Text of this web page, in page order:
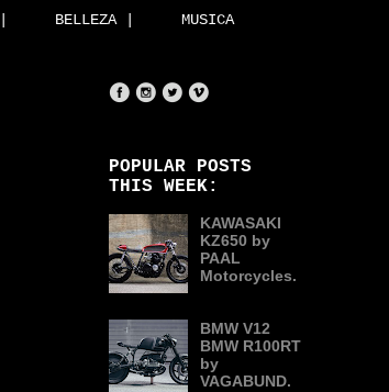
BELLEZA | MUSICA
POPULAR POSTS
THIS WEEK:
KAWASAKI
KZ650 by
PAAL
Motorcycles.
BMW V12
BMW R100RT
by
VAGABUND.